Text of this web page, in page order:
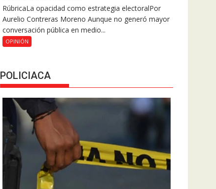
RúbricaLa opacidad como estrategia electoralPor
Aurelio Contreras Moreno Aunque no generó mayor
conversación pública en medio...
OPINIÓN
POLICIACA